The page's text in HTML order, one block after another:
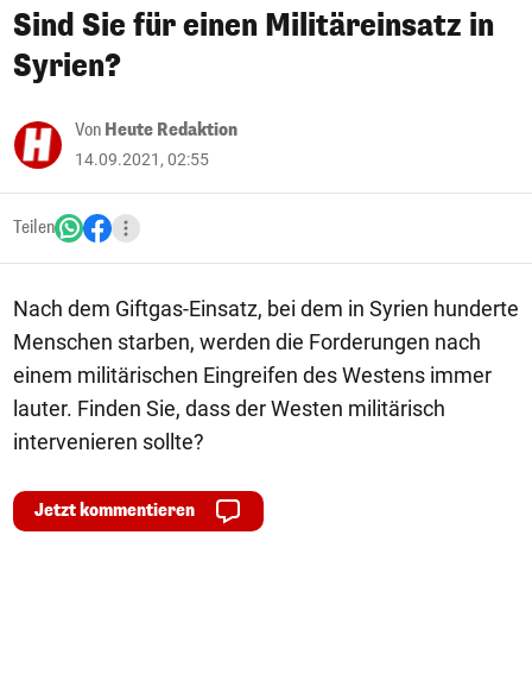
Sind Sie für einen Militäreinsatz in
Syrien?
Von Heute Redaktion
14.09.2021, 02:55
Teilen
Nach dem Giftgas-Einsatz, bei dem in Syrien hunderte
Menschen starben, werden die Forderungen nach
einem militärischen Eingreifen des Westens immer
lauter. Finden Sie, dass der Westen militärisch
intervenieren sollte?
Jetzt kommentieren